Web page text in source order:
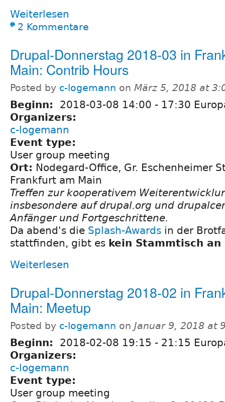
Weiterlesen
2 Kommentare
Drupal-Donnerstag 2018-03 in
Main: Contrib Hours
Posted by c-logemann on März 5, 2018 at
Beginn: 2018-03-08 14:00 - 17:30
Organizers:
c-logemann
Event type:
User group meeting
Ort: Nodegard-Office, Gr. Eschenheimer
Frankfurt am Main
Treffen zur kooperativem
insbesondere auf drupal.org und
Anfänger und Fortgeschrittene.
Da abend's die Splash-Awards in der
stattfinden, gibt es kein Stammtisch an
Weiterlesen
Drupal-Donnerstag 2018-02 in
Main: Meetup
Posted by c-logemann on Januar 9, 2018 at
Beginn: 2018-02-08 19:15 - 21:15
Organizers:
c-logemann
Event type:
User group meeting